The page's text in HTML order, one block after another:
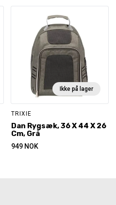
Ikke på lager
TRIXIE
Dan Rygsæk, 36 X 44 X 26
Cm, Grå
949 NOK